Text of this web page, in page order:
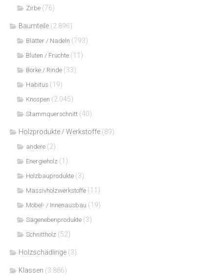
Zirbe (76)
Baumteile (2.896)
Blätter / Nadeln (793)
Blüten / Früchte (11)
Borke / Rinde (33)
Habitus (19)
Knospen (2.045)
Stammquerschnitt (40)
Holzprodukte / Werkstoffe (89)
andere (2)
Energieholz (1)
Holzbauprodukte (3)
Massivholzwerkstoffe (11)
Möbel- / Innenausbau (19)
Sägenebenprodukte (3)
Schnittholz (52)
Holzschädlinge (3)
Klassen (3.886)